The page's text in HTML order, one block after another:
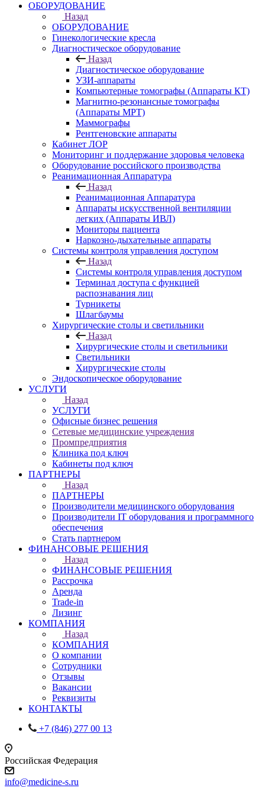
ОБОРУДОВАНИЕ
Назад
ОБОРУДОВАНИЕ
Гинекологические кресла
Диагностическое оборудование
Назад
Диагностическое оборудование
УЗИ-аппараты
Компьютерные томографы (Аппараты КТ)
Магнитно-резонансные томографы
(Аппараты МРТ)
Маммографы
Рентгеновские аппараты
Кабинет ЛОР
Мониторинг и поддержание здоровья человека
Оборудование российского производства
Реанимационная Аппаратура
Назад
Реанимационная Аппаратура
Аппараты искусственной вентиляции
легких (Аппараты ИВЛ)
Мониторы пациента
Наркозно-дыхательные аппараты
Системы контроля управления доступом
Назад
Системы контроля управления доступом
Терминал доступа с функцией
распознавания лиц
Турникеты
Шлагбаумы
Хирургические столы и светильники
Назад
Хирургические столы и светильники
Светильники
Хирургические столы
Эндоскопическое оборудование
УСЛУГИ
Назад
УСЛУГИ
Офисные бизнес решения
Сетевые медицинские учреждения
Промпредприятия
Клиника под ключ
Кабинеты под ключ
ПАРТНЕРЫ
Назад
ПАРТНЕРЫ
Производители медицинского оборудования
Производители IT оборудования и программного
обеспечения
Стать партнером
ФИНАНСОВЫЕ РЕШЕНИЯ
Назад
ФИНАНСОВЫЕ РЕШЕНИЯ
Рассрочка
Аренда
Trade-in
Лизинг
КОМПАНИЯ
Назад
КОМПАНИЯ
О компании
Сотрудники
Отзывы
Вакансии
Реквизиты
КОНТАКТЫ
+7 (846) 277 00 13
Российская Федерация
info@medicine-s.ru